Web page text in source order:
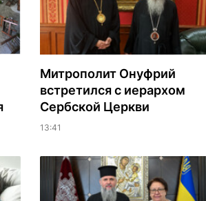
Митрополит Онуфрий
встретился с иерархом
Сербской Церкви
13:41